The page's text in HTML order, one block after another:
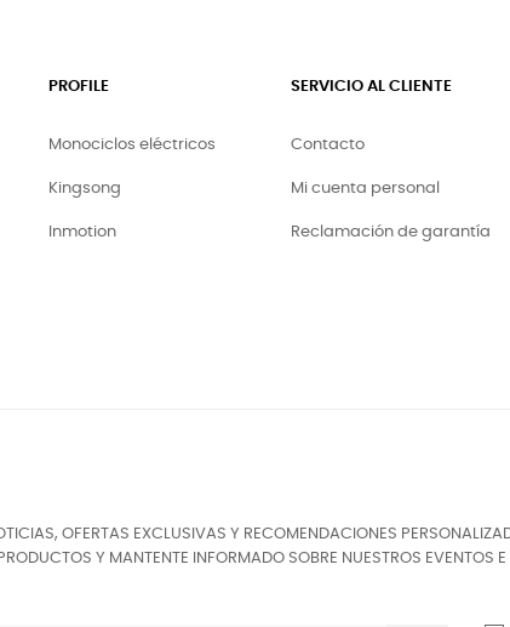
PROFILE
Monociclos eléctricos
Kingsong
Inmotion
SERVICIO AL CLIENTE
Contacto
Mi cuenta personal
Reclamación de garantía
OFERTAS EXCLUSIVAS Y RECOMENDACIONES
Y MANTENTE INFORMADO SOBRE NUESTROS EVENTOS